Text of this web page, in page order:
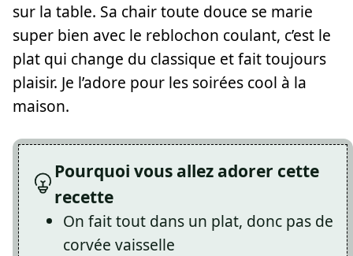
sur la table. Sa chair toute douce se marie
super bien avec le reblochon coulant, c’est le
plat qui change du classique et fait toujours
plaisir. Je l’adore pour les soirées cool à la
maison.
Pourquoi vous allez adorer cette
recette
On fait tout dans un plat, donc pas de
corvée vaisselle